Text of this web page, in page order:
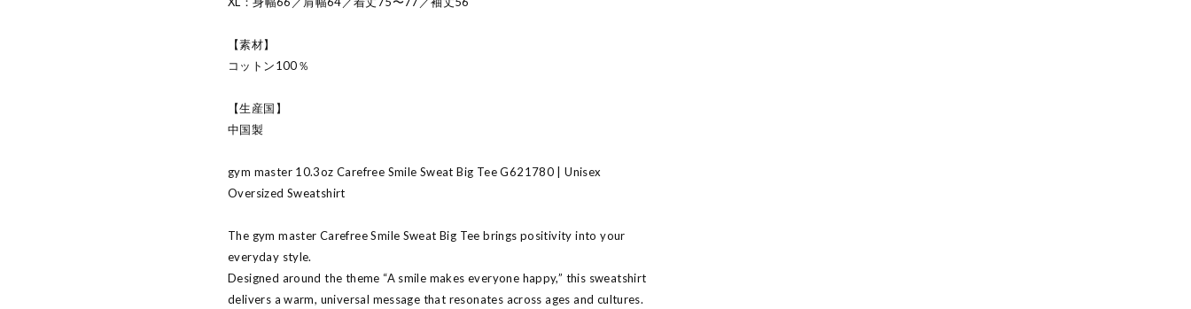
【素材】
コットン100％
【生産国】
中国製
gym master 10.3oz Carefree Smile Sweat Big Tee G621780 | Unisex
Oversized Sweatshirt
The gym master Carefree Smile Sweat Big Tee brings positivity into your
everyday style.
Designed around the theme “A smile makes everyone happy,” this sweatshirt
delivers a warm, universal message that resonates across ages and cultures.